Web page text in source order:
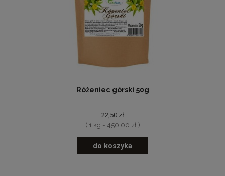
Różeniec górski 50g
22,50 zł
( 1 kg = 450,00 zł )
do koszyka